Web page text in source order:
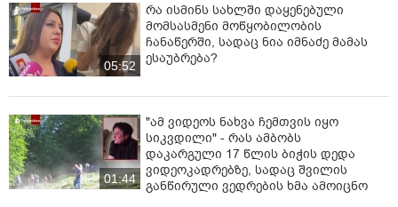
05:52
რა ისმინს სახლში დაყენებული
მომსასმენი მოწყობილობის
ჩანაწერში, სადაც ნია იმნაძე მამას
ესაუბრება?
01:44
"ამ ვიდეოს ნახვა ჩემთვის იყო
სიკვდილი" - რას ამბობს
დაკარგული 17 წლის ბიჭის დედა
ვიდეოკადრებზე, სადაც შვილის
განწირული ვედრების ხმა ამოიცნო